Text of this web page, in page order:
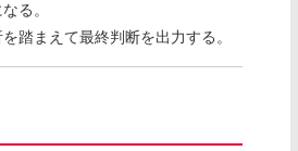
る。
踏まえて最終判断を出力する。